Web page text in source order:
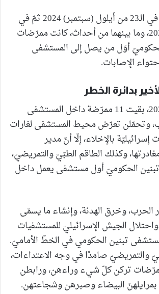
ومع توسّع الحرب في الـ23 من أيلول (سبتمبر) 2024 ثمّ في
الحرب الأخيرة 2026، وما بينهما من أحداث، كانت ممرّضات
أوّل من يصل إلى المستشفى
الإصابات.
بدائرة الخطر
في أيلول العام 2024، بقيت 11 ممرّضة داخل المستشفى
وتحمّلن تعرّض محيط المستشفى لغارات
إسرائيليّة بالإخلاء، إلّا أنّ مدير
وكذلك الطاقم الطبّيّ والتمريضيّ،
الحكوميّ أول مستشفى يعمل داخل
الحرب، وخرق الهدنة، وإنشاء ما يسمّى
واحتلال الجيش الإسرائيليّ للمستشفيات
تبنين الحكومي في الخطّ الأماميّ.
والتمريضيّ صامدًا في وجه الاعتداءات،
تركن كلّ شيء وراءهن، ورابطن
البيضاء وصبرهن وشجاعتهن.